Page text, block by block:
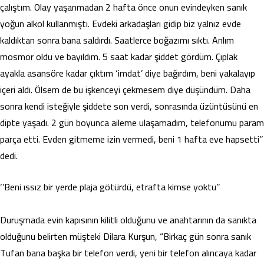
çalıştım. Olay yaşanmadan 2 hafta önce onun evindeyken sanık
yoğun alkol kullanmıştı. Evdeki arkadaşları gidip biz yalnız evde
kaldıktan sonra bana saldırdı. Saatlerce boğazımı sıktı. Anlım
mosmor oldu ve bayıldım. 5 saat kadar şiddet gördüm. Çıplak
ayakla asansöre kadar çıktım ‘imdat’ diye bağırdım, beni yakalayıp
içeri aldı. Ölsem de bu işkenceyi çekmesem diye düşündüm. Daha
sonra kendi isteğiyle şiddete son verdi, sonrasında üzüntüsünü en
dipte yaşadı. 2 gün boyunca aileme ulaşamadım, telefonumu param
parça etti. Evden gitmeme izin vermedi, beni 1 hafta eve hapsetti’’
dedi.
‘’Beni ıssız bir yerde plaja götürdü, etrafta kimse yoktu’’
Duruşmada evin kapısının kilitli olduğunu ve anahtarının da sanıkta
olduğunu belirten müşteki Dilara Kurşun, “Birkaç gün sonra sanık
Tufan bana başka bir telefon verdi, yeni bir telefon alıncaya kadar